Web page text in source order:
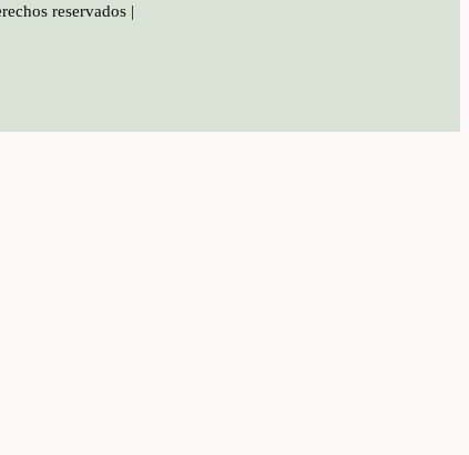
reservados |